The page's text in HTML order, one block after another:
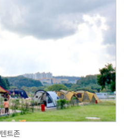
텐트존